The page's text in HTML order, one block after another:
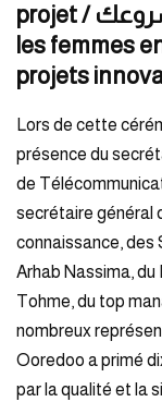
projet / طوّري مشروعك », pour récompenser
les femmes
projets
Lors de cette
présence du
de
secrétaire général
connaissance, des
Arhab Nassima, du
Tohme, du top
nombreux
Ooredoo a primé
par la qualité et la